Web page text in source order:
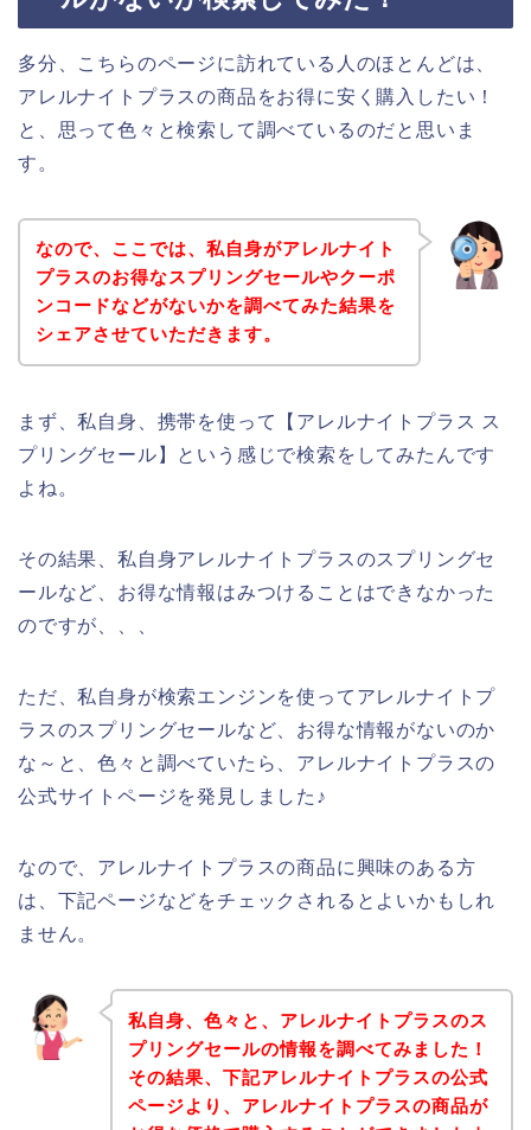
多分、こちらのページに訪れている人のほとんどは、
アレルナイトプラスの商品をお得に安く購入したい！
と、思って色々と検索して調べているのだと思いま
す。
なので、ここでは、私自身がアレルナイト
プラスのお得なスプリングセールやクーポ
ンコードなどがないかを調べてみた結果を
シェアさせていただきます。
まず、私自身、携帯を使って【アレルナイトプラス ス
プリングセール】という感じで検索をしてみたんです
よね。
その結果、私自身アレルナイトプラスのスプリングセ
ールなど、お得な情報はみつけることはできなかった
のですが、、、
ただ、私自身が検索エンジンを使ってアレルナイトプ
ラスのスプリングセールなど、お得な情報がないのか
な～と、色々と調べていたら、アレルナイトプラスの
公式サイトページを発見しました♪
なので、アレルナイトプラスの商品に興味のある方
は、下記ページなどをチェックされるとよいかもしれ
ません。
私自身、色々と、アレルナイトプラスのス
プリングセールの情報を調べてみました！
その結果、下記アレルナイトプラスの公式
ページより、アレルナイトプラスの商品が